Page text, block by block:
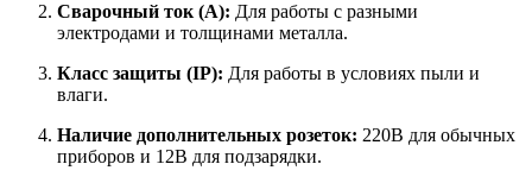
Сварочный ток (А): Для работы с разными
электродами и толщинами металла.
Класс защиты (IP): Для работы в условиях пыли и
влаги.
Наличие дополнительных розеток: 220В для обычных
приборов и 12В для подзарядки.